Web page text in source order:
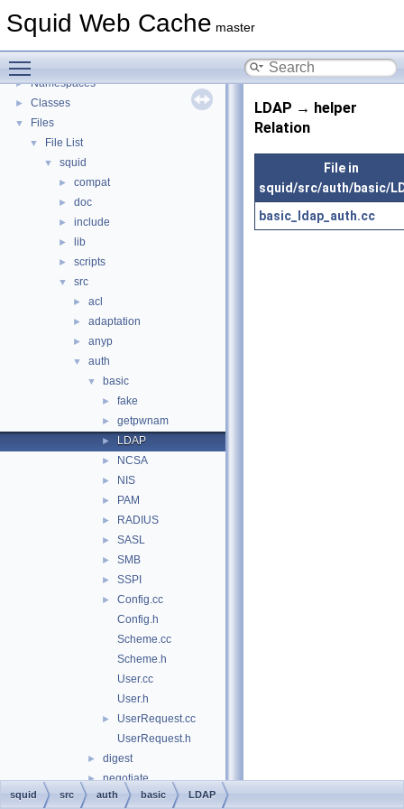
Squid Web Cache master
►
Callback Data Allocator API
►
► Namespaces
► Classes
▼ Files
▼ File List
▼ squid
► compat
► doc
► include
► lib
► scripts
▼ src
► acl
► adaptation
► anyp
▼ auth
▼ basic
► fake
► getpwnam
► LDAP
► NCSA
► NIS
► PAM
► RADIUS
► SASL
► SMB
► SSPI
►
Config.cc
Config.h
Scheme.cc
Scheme.h
User.cc
User.h
►
UserRequest.cc
UserRequest.h
► digest
► negotiate
► ntlm
LDAP → helper
Relation
File in
squid/src/auth/basic/
basic_ldap_auth.cc
squid src auth basic LDAP